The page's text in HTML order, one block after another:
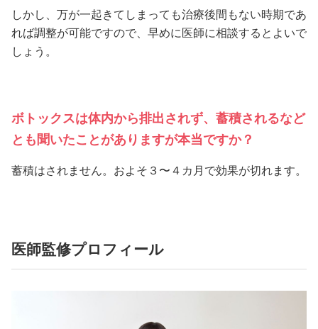
しかし、万が一起きてしまっても治療後間もない時期であ
れば調整が可能ですので、早めに医師に相談するとよいで
しょう。
ボトックスは体内から排出されず、蓄積されるなど
とも聞いたことがありますが本当ですか？
蓄積はされません。およそ３〜４カ月で効果が切れます。
医師監修プロフィール